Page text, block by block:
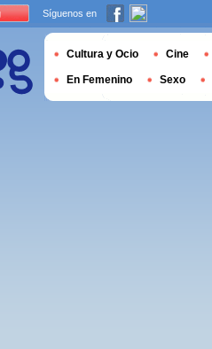
Síguenos en
Cultura y Ocio Cine
En Femenino Sexo